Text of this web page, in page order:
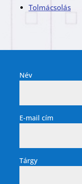
Tolmácsolás
Név
E-mail cím
Tárgy